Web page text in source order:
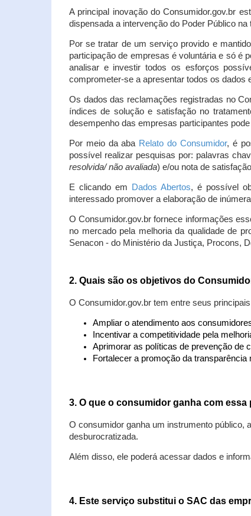
A principal inovação do Consumidor.gov.br
dispensada a intervenção do Poder Público na
Por se tratar de um serviço provido e
participação de empresas é voluntária e só é
analisar e investir todos os esforços
comprometer-se a apresentar todos os dados
Os dados das reclamações registradas no
índices de solução e satisfação no
desempenho das empresas participantes
Por meio da aba Relato do Consumidor, é
possível realizar pesquisas por: palavras
resolvida/ não avaliada) e/ou nota de
E clicando em Dados Abertos, é possível
interessado promover a elaboração de
O Consumidor.gov.br fornece informações
no mercado pela melhoria da qualidade de
Senacon - do Ministério da Justiça, Procons,
2. Quais são os objetivos do
O Consumidor.gov.br tem entre seus
Ampliar o atendimento aos
Incentivar a competitividade pela
Aprimorar as políticas de prevenção de
Fortalecer a promoção da
3. O que o consumidor ganha com essa
O consumidor ganha um instrumento público,
desburocratizada.
Além disso, ele poderá acessar dados e
4. Este serviço substitui o SAC das